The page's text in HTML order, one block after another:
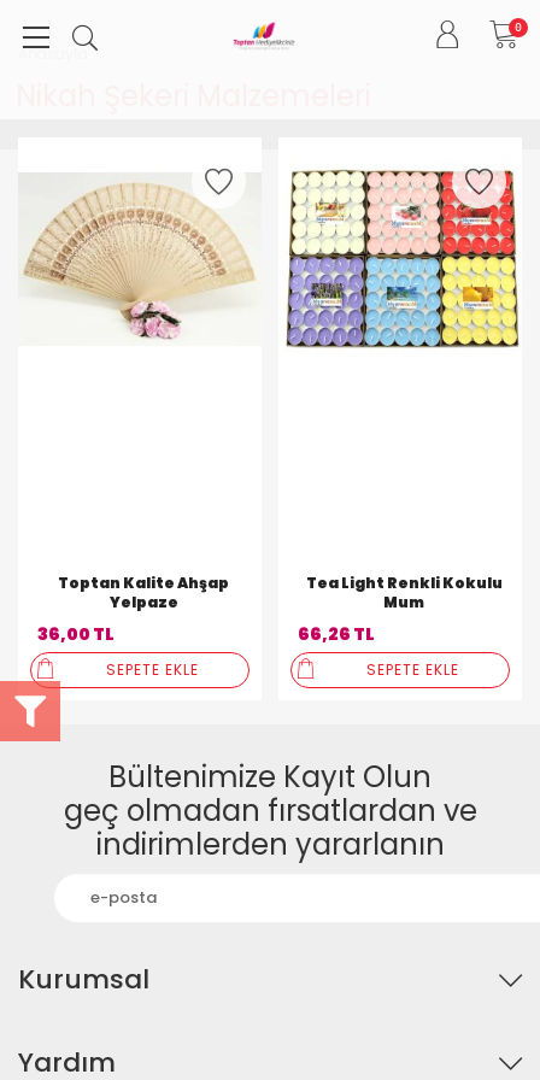
0
Anasayfa
Toptan Kalite Ahşap
Yelpaze
36,00 TL
SEPETE EKLE
Tea Light Renkli Kokulu
Mum
66,26 TL
SEPETE EKLE
Bültenimize Kayıt Olun
geç olmadan fırsatlardan ve
indirimlerden yararlanın
Kurumsal
Yardım